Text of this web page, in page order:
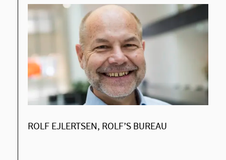
ROLF EJLERTSEN, ROLF’S BUREAU